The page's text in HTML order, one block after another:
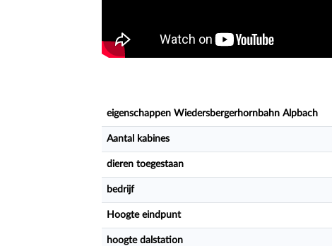
eigenschappen Wiedersbergerhornbahn Alpbach
Aantal kabines
dieren toegestaan
bedrijf
Hoogte eindpunt
hoogte dalstation